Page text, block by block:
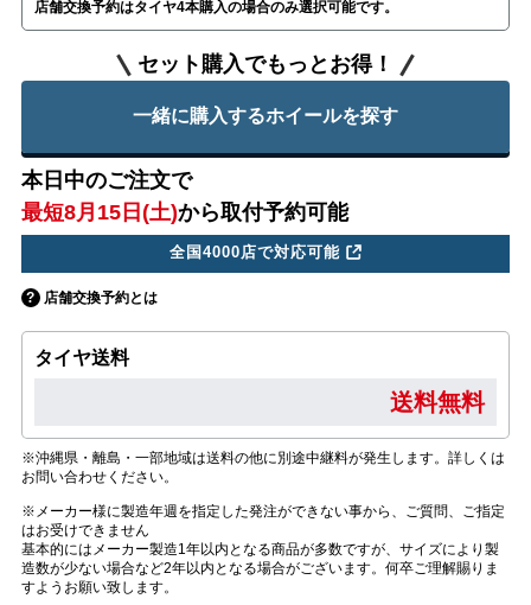
店舗交換予約はタイヤ4本購入の場合のみ選択可能です。
セット購入でもっとお得！
一緒に購入するホイールを探す
本日中のご注文で
最短8月15日(土)から取付予約可能
全国4000店で対応可能
店舗交換予約とは
タイヤ送料
送料無料
※沖縄県・離島・一部地域は送料の他に別途中継料が発生します。詳しくは
お問い合わせください。
※メーカー様に製造年週を指定した発注ができない事から、ご質問、ご指定
はお受けできません
基本的にはメーカー製造1年以内となる商品が多数ですが、サイズにより製
造数が少ない場合など2年以内となる場合がございます。何卒ご理解賜りま
すようお願い致します。